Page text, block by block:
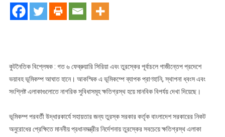
কুটনৈতিক বিশ্লেষক : গত ৬ ফেব্রুয়ারি সিরিয়া এবং তুরস্কের পূর্বাচলে গাজীন্তেপ প্রদেশে
ভয়াবহ ভূমিকম্প আঘাত হানে। আকস্মিক এ ভূমিকম্পে ব্যাপক প্রাণহানি, স্থাপনা ধ্বংস এবং
সংশ্লিষ্ট এলাকাগুলোতে নাগরিক সুবিধাসমূহ ক্ষতিগ্রস্থ হয়ে মানবিক বিপর্যয় দেখা দিয়েছে।
ভূমিকম্প পরবর্তী উদ্ধারকার্যে সহায়তার জন্য তুরস্ক সরকার কর্তৃক বাংলাদেশ সরকারের নিকট
অনুরোধের প্রেক্ষিতে মাননীয় প্রধানমন্ত্রীর নির্দেশনায় তুরস্কের সবচেয়ে ক্ষতিগ্রস্থ এলাকা